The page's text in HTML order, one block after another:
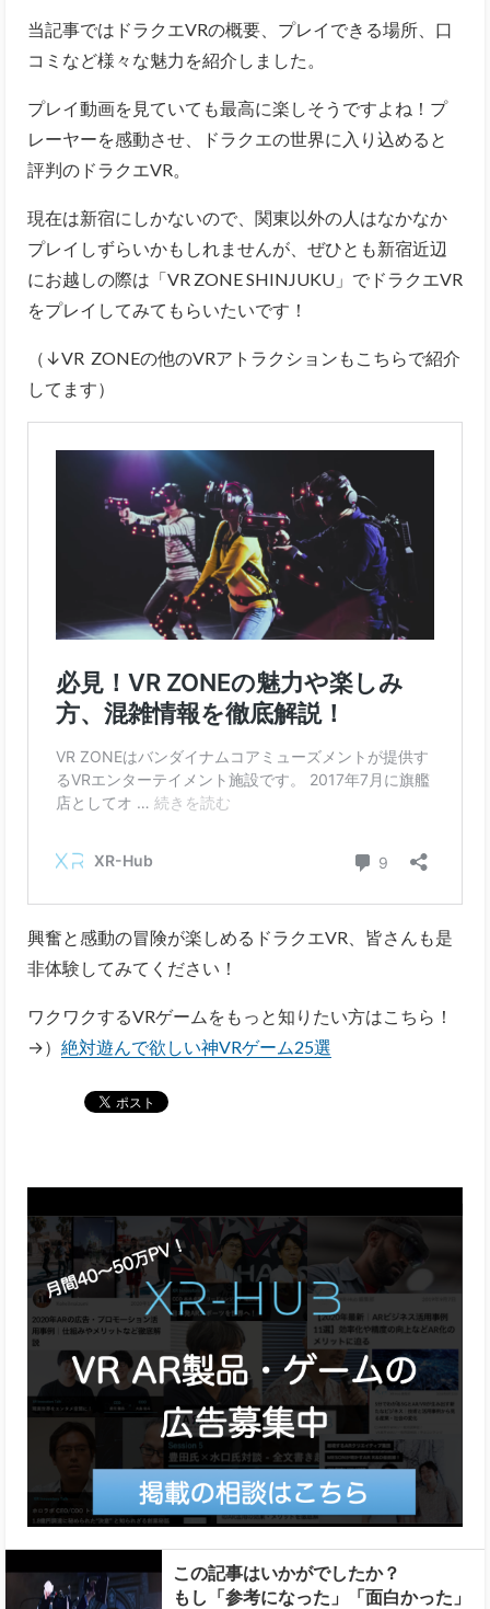
当記事ではドラクエVRの概要、プレイできる場所、口
コミなど様々な魅力を紹介しました。
プレイ動画を見ていても最高に楽しそうですよね！ プ
レーヤーを感動させ、ドラクエの世界に入り込めると
評判のドラクエVR。
現在は新宿にしかないので、関東以外の人はなかなか
プレイしずらいかもしれませんが、ぜひとも新宿近辺
にお越しの際は「VR ZONE SHINJUKU」でドラクエVR
をプレイしてみてもらいたいです！
（↓VR ZONEの他のVRアトラクションもこちらで紹介
してます）
興奮と感動の冒険が楽しめるドラクエVR、皆さんも是
非体験してみてください！
ワクワクするVRゲームをもっと知りたい方はこちら！
→） 絶対遊んで欲しい神VRゲーム25選
この記事はいかがでしたか？
もし「参考になった」「面白かった」